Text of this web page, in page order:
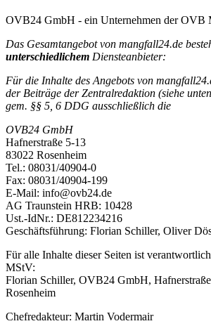
OVB24 GmbH - ein Unternehmen der OVB
Das Gesamtangebot von mangfall24.de
unterschiedlichem Diensteanbieter:
Für die Inhalte des Angebots von
der Beiträge der Zentralredaktion (siehe
gem. §§ 5, 6 DDG ausschließlich die
OVB24 GmbH
Hafnerstraße 5-13
83022 Rosenheim
Tel.: 08031/40904-0
Fax: 08031/40904-199
E-Mail: info@ovb24.de
AG Traunstein HRB: 10428
Ust.-IdNr.: DE812234216
Geschäftsführung: Florian Schiller, Oliver
Für alle Inhalte dieser Seiten ist
MStV:
Florian Schiller, OVB24 GmbH,
Rosenheim
Chefredakteur: Martin Vodermair